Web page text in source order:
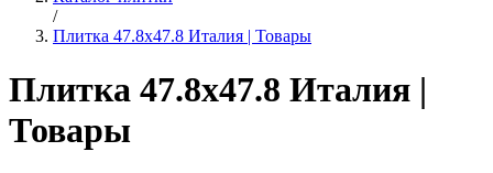
/
Плитка 47.8x47.8 Италия | Товары
Плитка 47.8x47.8 Италия |
Товары